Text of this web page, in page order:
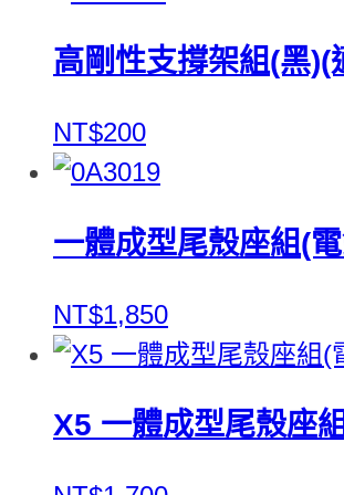
高剛性支撐架組(黑
NT$200
一體成型尾殼座組(
NT$1,850
X5 一體成型尾殼座